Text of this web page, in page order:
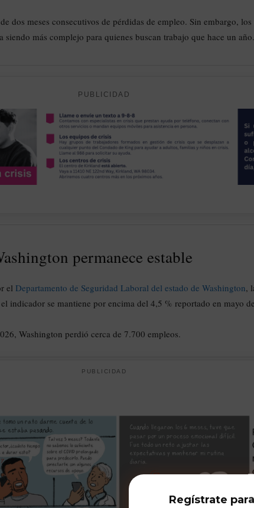
dos meses consecutivos de pérdidas de empleo. Sin embargo,
siendo más complejo para quienes buscan trabajo que hace un año.
PUBLICIDAD
permanece estable
el Departamento de Seguridad Laboral del estado de Washington,
indicador se mantiene por encima del 4,5 % reportado en mayo
Washington perdió cerca de 7.700 empleos.
PUBLICIDAD
Regístrate